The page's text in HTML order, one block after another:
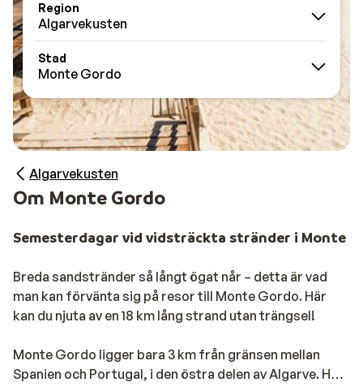
Region
Algarvekusten
Stad
Monte Gordo
Algarvekusten
Om Monte Gordo
Semesterdagar vid vidsträckta stränder i Monte
Breda sandstränder så långt ögat når – detta är vad
man kan förvänta sig på resor till Monte Gordo. Här
kan du njuta av en 18 km lång strand utan trängsel!
Monte Gordo ligger bara 3 km från gränsen mellan
Spanien och Portugal, i den östra delen av Algarve. Här